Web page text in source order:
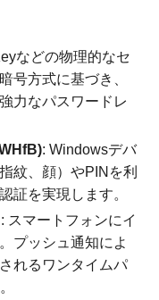
などの物理的なセ
号方式に基づき、
力なパスワードレ
: Windowsデバ
紋、顔）やPINを利
証を実現します。
: スマートフォンにイ
プッシュ通知によ
れるワンタイムパ